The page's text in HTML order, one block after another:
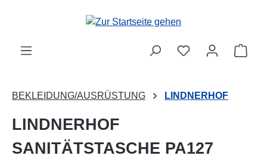
Zum Hauptinhalt springen
BEKLEIDUNG/AUSRÜSTUNG LINDNERHOF
LINDNERHOF
SANITÄTSTASCHE PA127